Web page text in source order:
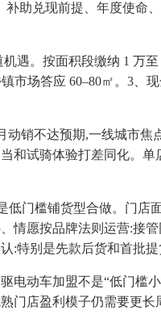
补助兑现前提、年度使命
遇。按面积段缴纳 1 万至
市场答应 60–80㎡。3、现
销不达预期,一线城市焦
和试骑体验打差同化。单
门槛铺货型合做。门店
情愿按品牌法则运营:接
:特别是先款后货和首批提
动车加盟不是“低门槛
门店盈利模子仍需要更长